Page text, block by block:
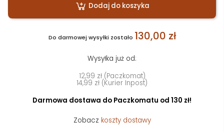
Dodaj do koszyka
Do darmowej wysyłki zostało 130,00 zł
Wysyłka już od:
12,99 zł (Paczkomat)
14,99 zł (Kurier Inpost)
Darmowa dostawa do Paczkomatu od 130 zł!
Zobacz koszty dostawy